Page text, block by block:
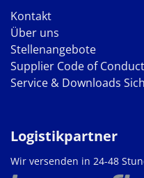
Kontakt
Über uns
Stellenangebote
Supplier Code of Conduct
Service & Downloads
Logistikpartner
Wir versenden in 24-48